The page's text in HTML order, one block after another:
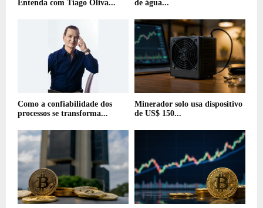
Entenda com Tiago Oliva...
de água...
Como a confiabilidade dos
processos se transforma...
Minerador solo usa dispositivo
de US$ 150...